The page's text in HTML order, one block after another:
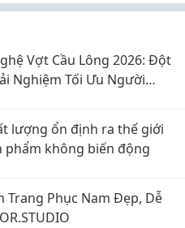
Vợt Cầu Lông 2026: Đột
Nghiệm Tối Ưu Người
lượng ổn định ra thế giới
phẩm không biến động
Trang Phục Nam Đẹp, Dễ